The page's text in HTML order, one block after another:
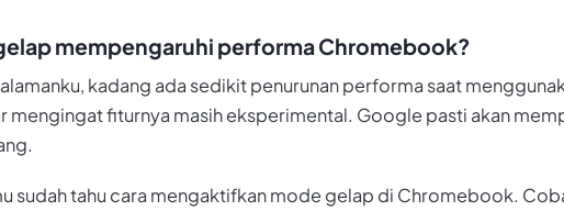
mempengaruhi performa Chromebook?
kadang ada sedikit penurunan performa saat
mengingat fiturnya masih eksperimental. Google pasti akan
sudah tahu cara mengaktifkan mode gelap di Chromebook.